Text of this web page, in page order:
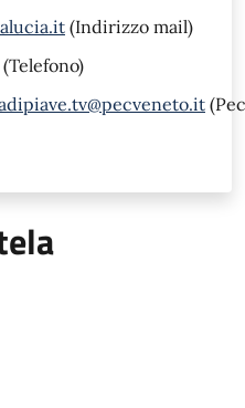
(Indirizzo mail)
(Telefono)